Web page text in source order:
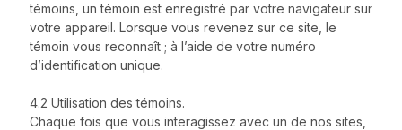
témoins, un témoin est enregistré par votre navigateur sur
votre appareil. Lorsque vous revenez sur ce site, le
témoin vous reconnaît ; à l’aide de votre numéro
d’identification unique.
4.2 Utilisation des témoins.
Chaque fois que vous interagissez avec un de nos sites,